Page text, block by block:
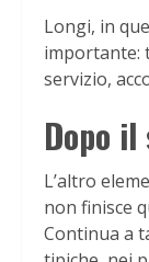
Longi, in
importante:
servizio,
Dopo
L’altro
non finisce
Continua a